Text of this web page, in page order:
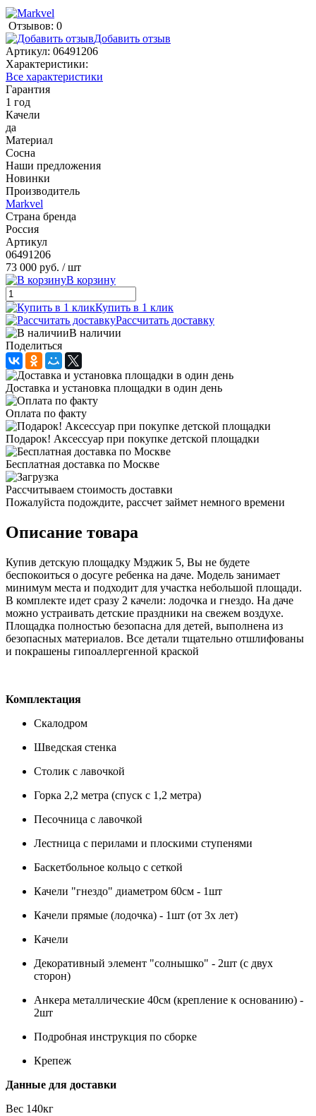
Отзывов: 0
Добавить отзыв
Артикул: 06491206
Характеристики:
Все характеристики
Гарантия
1 год
Качели
да
Материал
Сосна
Наши предложения
Новинки
Производитель
Markvel
Страна бренда
Россия
Артикул
06491206
73 000 руб. / шт
В корзину
Купить в 1 клик
Рассчитать доставку
В наличии
Поделиться
Доставка и установка площадки в один день
Оплата по факту
Подарок! Аксессуар при покупке детской площадки
Бесплатная доставка по Москве
Рассчитываем стоимость доставки
Пожалуйста подождите, рассчет займет немного времени
Описание товара
Купив детскую площадку Мэджик 5, Вы не будете
беспокоиться о досуге ребенка на даче. Модель занимает
минимум места и подходит для участка небольшой площади.
В комплекте идет сразу 2 качели: лодочка и гнездо. На даче
можно устраивать детские праздники на свежем воздухе.
Площадка полностью безопасна для детей, выполнена из
безопасных материалов. Все детали тщательно отшлифованы
и покрашены гипоаллергенной краской
Комплектация
Скалодром
Шведская стенка
Столик с лавочкой
Горка 2,2 метра (спуск с 1,2 метра)
Песочница с лавочкой
Лестница с перилами и плоскими ступенями
Баскетбольное кольцо с сеткой
Качели "гнездо" диаметром 60см - 1шт
Качели прямые (лодочка) - 1шт (от 3х лет)
Качели
Декоративный элемент "солнышко" - 2шт (с двух
сторон)
Анкера металлические 40см (крепление к основанию) -
2шт
Подробная инструкция по сборке
Крепеж
Данные для доставки
Вес 140кг